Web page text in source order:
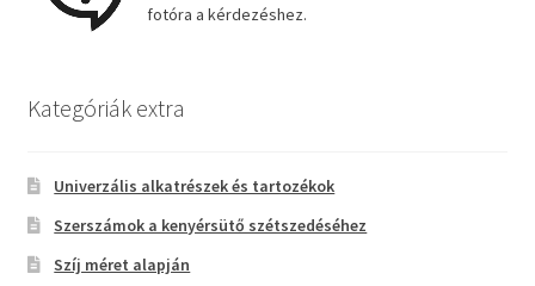
fotóra a kérdezéshez.
Kategóriák extra
Univerzális alkatrészek és tartozékok
Szerszámok a kenyérsütő szétszedéséhez
Szíj méret alapján